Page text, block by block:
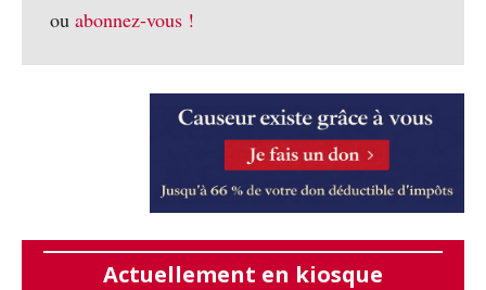
ou abonnez-vous !
Actuellement en kiosque